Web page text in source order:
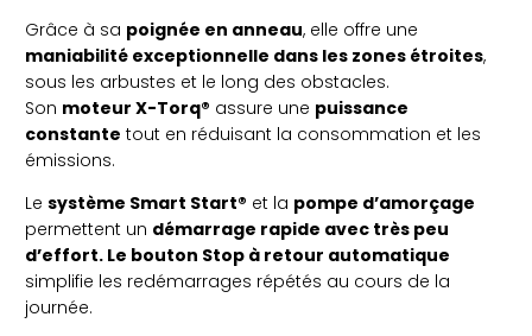
Grâce à sa poignée en anneau, elle offre une
maniabilité exceptionnelle dans les zones étroites,
sous les arbustes et le long des obstacles.
Son moteur X-Torq® assure une puissance
constante tout en réduisant la consommation et les
émissions.
Le système Smart Start® et la pompe d’amorçage
permettent un démarrage rapide avec très peu
d’effort. Le bouton Stop à retour automatique
simplifie les redémarrages répétés au cours de la
journée.